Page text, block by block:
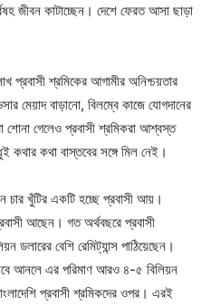
জীবন কাটাচ্ছেন। দেশে ফেরত আসা ছাড়া
প্রবাসী শ্রমিকের আগামীর অনিশ্চয়তার
মেয়াদ বাড়ানো, বিলম্বে কাজে যোগদানের
শোনা গেলেও প্রবাসী শ্রমিকরা আশ্বস্ত
কথা বাস্তবের সঙ্গে মিল নেই।
চার খুঁটির একটি হচ্ছে প্রবাসী আয়।
আছেন। গত অর্থবছরে প্রবাসী
ডলারের বেশি রেমিট্যান্স পাঠিয়েছেন।
আনলে এর পরিমাণ আরও ৪-৫ বিলিয়ন
প্রবাসী শ্রমিকদের ওপর। এরই